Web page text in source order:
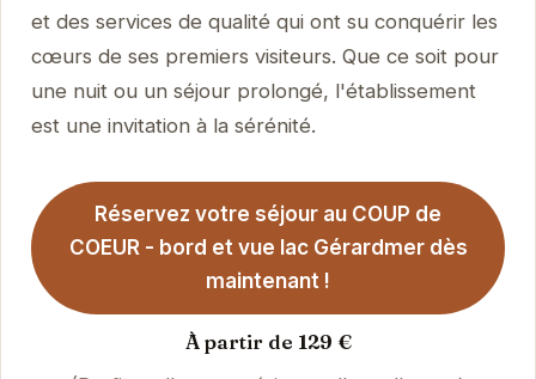
et des services de qualité qui ont su conquérir les
cœurs de ses premiers visiteurs. Que ce soit pour
une nuit ou un séjour prolongé, l'établissement
est une invitation à la sérénité.
Réservez votre séjour au COUP de
COEUR - bord et vue lac Gérardmer dès
maintenant !
À partir de 129 €